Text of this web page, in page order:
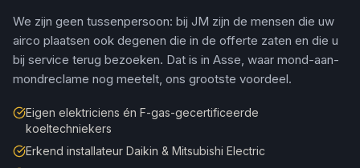
We zijn geen tussenpersoon: bij JM zijn de mensen die uw
airco plaatsen ook degenen die in de offerte zaten en die u
bij service terug bezoeken. Dat is in Asse, waar mond-aan-
mondreclame nog meetelt, ons grootste voordeel.
Eigen elektriciens én F-gas-gecertificeerde
koeltechniekers
Erkend installateur Daikin & Mitsubishi Electric